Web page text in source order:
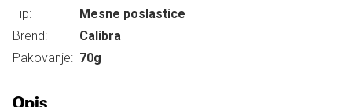
Tip:
Mesne poslastice
Brend:
Calibra
Pakovanje: 70g